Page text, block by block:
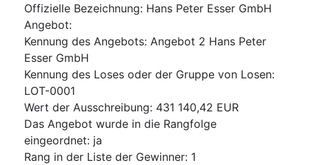
Offizielle Bezeichnung: Hans Peter Esser GmbH
Angebot:
Kennung des Angebots: Angebot 2 Hans Peter
Esser GmbH
Kennung des Loses oder der Gruppe von Losen:
LOT-0001
Wert der Ausschreibung: 431 140,42 EUR
Das Angebot wurde in die Rangfolge
eingeordnet: ja
Rang in der Liste der Gewinner: 1